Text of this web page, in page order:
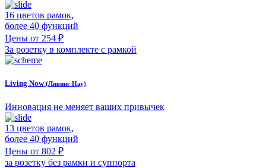
16 цветов рамок,
более 40 функций
Цены от 254 ₽
За розетку в комплекте с рамкой
Living Now(Ливинг Нау)
Инновация не меняет ваших привычек
13 цветов рамок,
более 40 функций
Цены от 802 ₽
за розетку без рамки и суппорта